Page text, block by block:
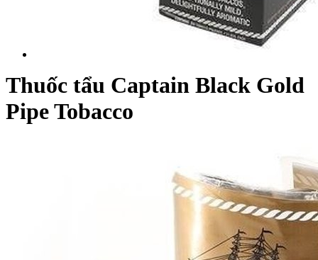
Thuốc tẩu Captain Black Gold
Pipe Tobacco